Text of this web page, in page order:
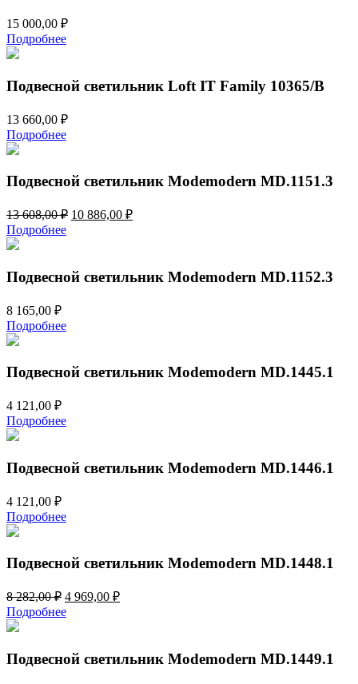
15 000,00 ₽
Подробнее
Подвесной светильник Loft IT Family 10365/B
13 660,00 ₽
Подробнее
Подвесной светильник Modemodern MD.1151.3
13 608,00₽ Первоначальная
608,00 ₽.
10 886,00 ₽Текущая
Подробнее
Подвесной светильник Modemodern MD.1152.3
8 165,00 ₽
Подробнее
Подвесной светильник Modemodern MD.1445.1
4 121,00 ₽
Подробнее
Подвесной светильник Modemodern MD.1446.1
4 121,00 ₽
Подробнее
Подвесной светильник Modemodern MD.1448.1
8 282,00₽ Первоначальная
цена
составляла
282,00 ₽.
4 969,00 ₽Текущая
Подробнее
Подвесной светильник Modemodern MD.1449.1